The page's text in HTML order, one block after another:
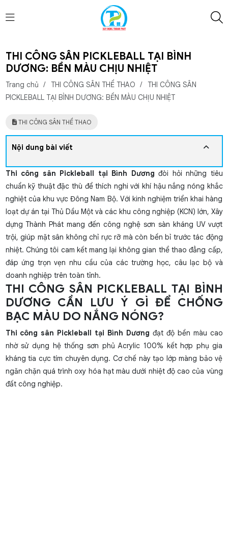
THI CÔNG SÂN PICKLEBALL TẠI BÌNH
DƯƠNG: BỀN MÀU CHỊU NHIỆT
Trang chủ / THI CÔNG SÂN THỂ THAO /
THI CÔNG SÂN
PICKLEBALL TẠI BÌNH DƯƠNG: BỀN MÀU CHỊU NHIỆT
THI CÔNG SÂN THỂ THAO
Nội dung bài viết
Thi công sân Pickleball tại Bình Dương đòi hỏi những tiêu
chuẩn kỹ thuật đặc thù để thích nghi với khí hậu nắng nóng khắc
nghiệt của khu vực Đông Nam Bộ. Với kinh nghiệm triển khai hàng
loạt dự án tại Thủ Dầu Một và các khu công nghiệp (KCN) lớn, Xây
dựng Thành Phát mang đến công nghệ sơn sàn kháng UV vượt
trội, giúp mặt sân không chỉ rực rỡ mà còn bền bỉ trước tác động
nhiệt. Chúng tôi cam kết mang lại không gian thể thao đẳng cấp,
đáp ứng trọn vẹn nhu cầu của các trường học, câu lạc bộ và
doanh nghiệp trên toàn tỉnh.
THI CÔNG SÂN PICKLEBALL TẠI BÌNH
DƯƠNG CẦN LƯU Ý GÌ ĐỂ CHỐNG
BẠC MÀU DO NẮNG NÓNG?
Thi công sân Pickleball tại Bình Dương đạt độ bền màu cao
nhờ sử dụng hệ thống sơn phủ Acrylic 100% kết hợp phụ gia
kháng tia cực tím chuyên dụng. Cơ chế này tạo lớp màng bảo vệ
ngăn chặn quá trình oxy hóa hạt màu dưới nhiệt độ cao của vùng
đất công nghiệp.